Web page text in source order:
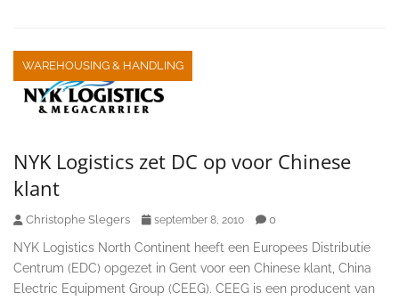
WAREHOUSING & HANDLING
NYK Logistics zet DC op voor Chinese
klant
Christophe Slegers september 8, 2010 0
NYK Logistics North Continent heeft een Europees Distributie
Centrum (EDC) opgezet in Gent voor een Chinese klant, China
Electric Equipment Group (CEEG). CEEG is een producent van